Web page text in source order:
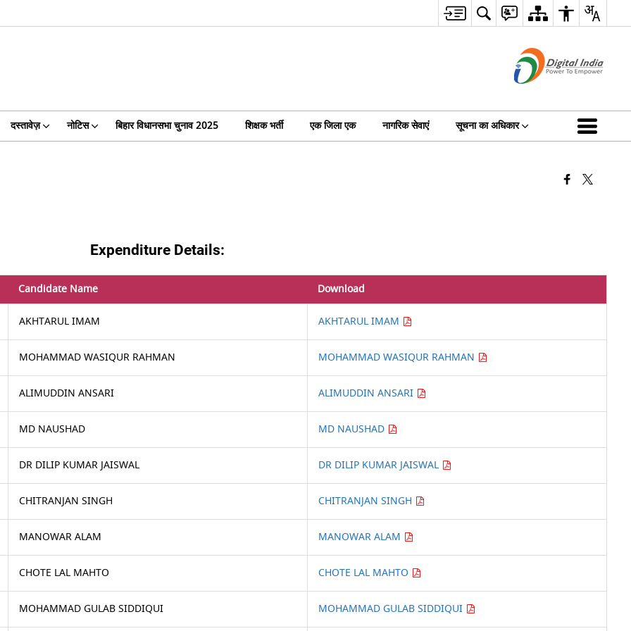
दस्तावेज़ नोटिस बिहार विधानसभा चुनाव 2025 शिक्षक भर्ती एक जिला एक नागरिक सेवाएं सूचना का अधिकार
Expenditure Details:
Candidate Name Download
AKHTARUL IMAM AKHTARUL IMAM
MOHAMMAD WASIQUR RAHMAN MOHAMMAD WASIQUR RAHMAN
ALIMUDDIN ANSARI ALIMUDDIN ANSARI
MD NAUSHAD MD NAUSHAD
DR DILIP KUMAR JAISWAL DR DILIP KUMAR JAISWAL
CHITRANJAN SINGH CHITRANJAN SINGH
MANOWAR ALAM MANOWAR ALAM
CHOTE LAL MAHTO CHOTE LAL MAHTO
MOHAMMAD GULAB SIDDIQUI MOHAMMAD GULAB SIDDIQUI